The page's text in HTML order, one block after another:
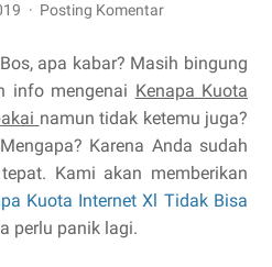
Posting Komentar
apa kabar? Masih bingung
info mengenai Kenapa Kuota
namun tidak ketemu juga?
Karena Anda sudah
Kami akan memberikan
Kuota Internet Xl Tidak Bisa
perlu panik lagi.